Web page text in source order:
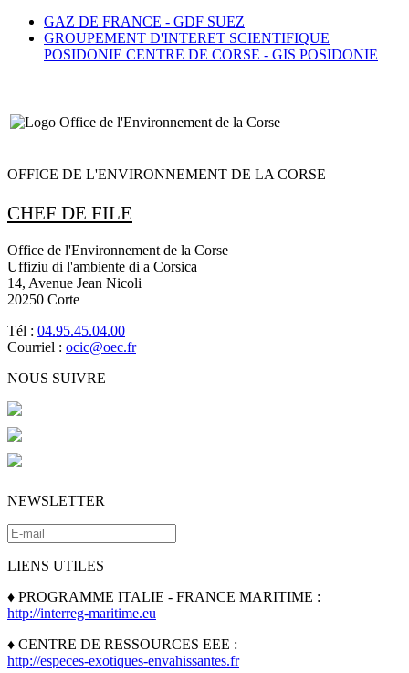
GAZ DE FRANCE - GDF SUEZ
GROUPEMENT D'INTERET SCIENTIFIQUE
POSIDONIE CENTRE DE CORSE - GIS POSIDONIE
OFFICE DE L'ENVIRONNEMENT DE LA CORSE
CHEF DE FILE
Office de l'Environnement de la Corse
Uffiziu di l'ambiente di a Corsica
14, Avenue Jean Nicoli
20250 Corte
Tél : 04.95.45.04.00
Courriel : ocic@oec.fr
NOUS SUIVRE
NEWSLETTER
LIENS UTILES
♦ PROGRAMME ITALIE - FRANCE MARITIME :
http://interreg-maritime.eu
♦ CENTRE DE RESSOURCES EEE :
http://especes-exotiques-envahissantes.fr